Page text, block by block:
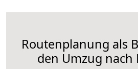
Routenplanung als
den Umzug nach